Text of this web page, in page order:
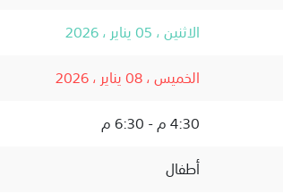
الاثنين ، 05 يناير ، 2026
الخميس ، 08 يناير ، 2026
4:30 م - 6:30 م
أطفال